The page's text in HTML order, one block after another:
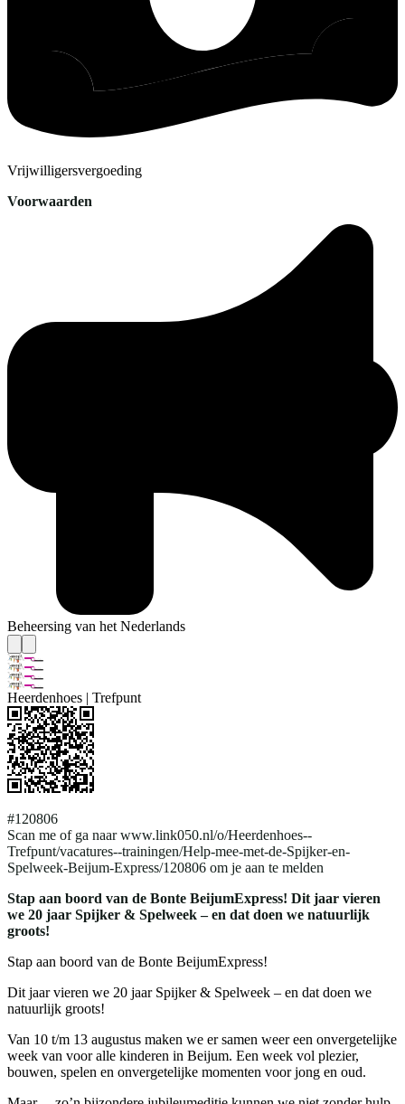
Vrijwilligersvergoeding
Voorwaarden
Beheersing van het Nederlands
Heerdenhoes | Trefpunt
#120806
Scan me of ga naar www.link050.nl/o/Heerdenhoes--
Trefpunt/vacatures--trainingen/Help-mee-met-de-Spijker-en-
Spelweek-Beijum-Express/120806 om je aan te melden
Stap aan boord van de Bonte BeijumExpress! Dit jaar vieren
we 20 jaar Spijker & Spelweek – en dat doen we natuurlijk
groots!
Stap aan boord van de Bonte BeijumExpress!
Dit jaar vieren we 20 jaar Spijker & Spelweek – en dat doen we
natuurlijk groots!
Van 10 t/m 13 augustus maken we er samen weer een onvergetelijke
week van voor alle kinderen in Beijum. Een week vol plezier,
bouwen, spelen en onvergetelijke momenten voor jong en oud.